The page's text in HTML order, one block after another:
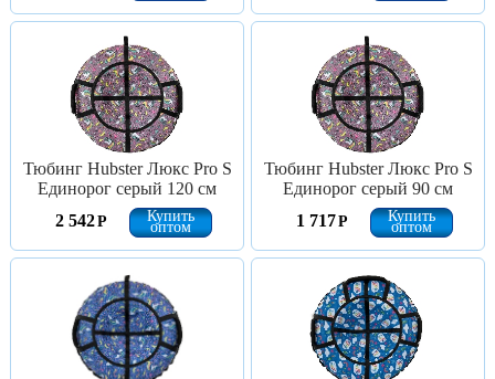
Тюбинг Hubster Люкс Pro S
Единорог серый 120 см
2 542Р Купить
оптом
Тюбинг Hubster Люкс Pro S
Единорог серый 90 см
1 717Р Купить
оптом